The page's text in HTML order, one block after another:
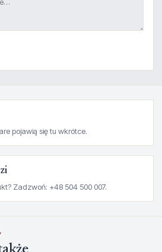
pojawią się tu wkrótce.
Zadzwoń: +48 504 500 007.